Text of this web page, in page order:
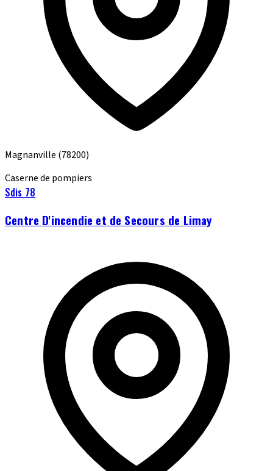
Magnanville (78200)
Caserne de pompiers
Sdis 78
Centre D'incendie et de Secours de Limay